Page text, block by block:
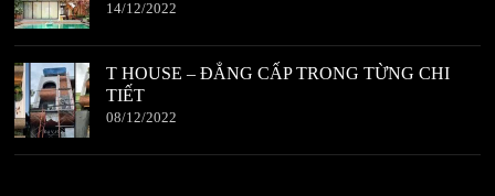
14/12/2022
T HOUSE – ĐẲNG CẤP TRONG TỪNG CHI
TIẾT
08/12/2022